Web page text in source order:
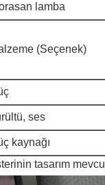
lamba
(Seçenek)
ses
kaynağı
tasarım